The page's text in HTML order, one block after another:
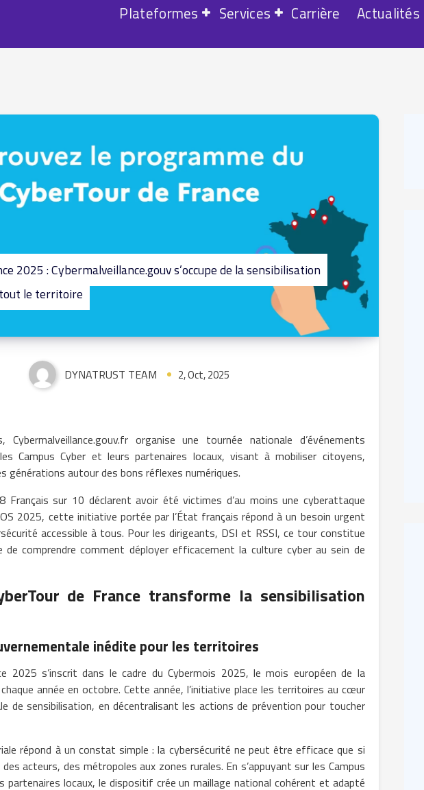
Plateformes Services Carrière Actualités
2025 : Cybermalveillance.gouv s’occupe de la sensibilisation
le territoire
DYNATRUST TEAM 2, Oct, 2025
organise une tournée nationale d’événements
Campus Cyber et leurs partenaires locaux, visant à mobiliser citoyens,
générations autour des bons réflexes numériques.
Français sur 10 déclarent avoir été victimes d’au moins une cyberattaque
2025, cette initiative portée par l’État français répond à un besoin urgent
accessible à tous. Pour les dirigeants, DSI et RSSI, ce tour constitue
de comprendre comment déployer efficacement la culture cyber au sein de
de France transforme la sensibilisation
inédite pour les territoires
2025 s’inscrit dans le cadre du Cybermois 2025, le mois européen de la
année en octobre. Cette année, l’initiative place les territoires au cœur
de sensibilisation, en décentralisant les actions de prévention pour toucher
répond à un constat simple : la cybersécurité ne peut être efficace que si
des acteurs, des métropoles aux zones rurales. En s’appuyant sur les Campus
partenaires locaux, le dispositif crée un maillage national cohérent et adapté